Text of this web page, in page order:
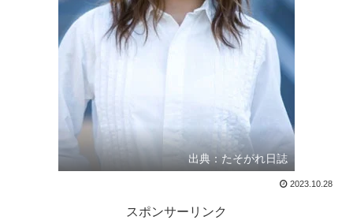
出典：たそがれ日誌
2023.10.28
スポンサーリンク